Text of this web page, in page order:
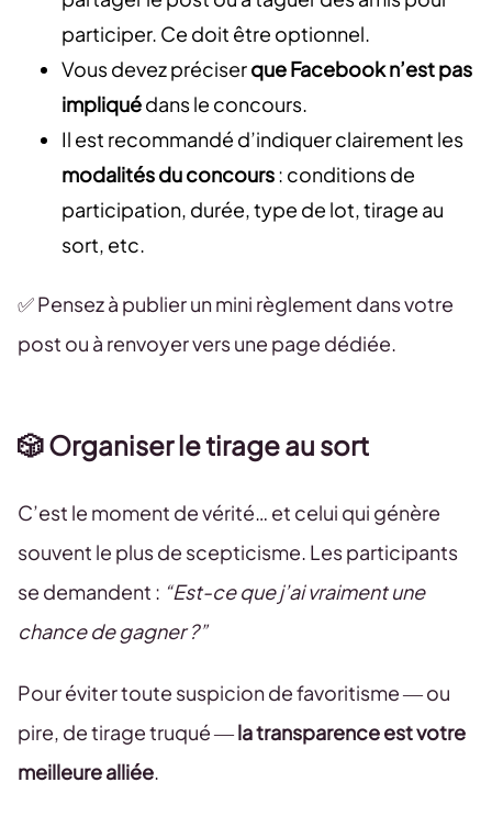
participer. Ce doit être optionnel.
Vous devez préciserque Facebook n’est pas
impliquédans le concours.
Il est recommandé d’indiquer clairement les
modalités du concours: conditions de
participation, durée, type de lot, tirage au
sort, etc.
✅ Pensez à publier un mini règlement dans votre
post ou à renvoyer vers une page dédiée.
🎲Organiser le tirage au sort
C’est le moment de vérité… et celui qui génère
souvent le plus de scepticisme. Les participants
se demandent : “Est-ce que j’ai vraiment une
chance de gagner ?”
Pour éviter toute suspicion de favoritisme — ou
pire, de tirage truqué —la transparence est votre
meilleure alliée.